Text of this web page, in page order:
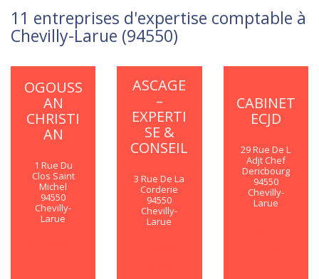
11 entreprises d'expertise comptable à
Chevilly-Larue (94550)
OGOUSS
AN
CHRISTI
AN
1 Rue Du
Clos Saint
Michel
94550
Chevilly-
Larue
ASCAGE
–
EXPERTI
SE &
CONSEIL
3 Rue De La
Corderie
94550
Chevilly-
Larue
CABINET
ECJD
29 Rue De L
Adjt Chef
Dericbourg
94550
Chevilly-
Larue